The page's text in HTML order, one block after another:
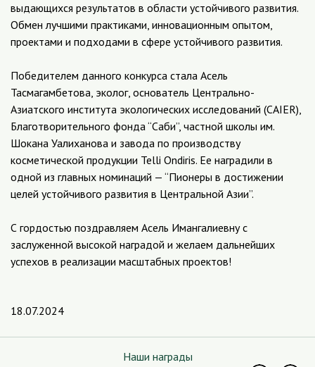
выдающихся результатов в области устойчивого развития.
Обмен лучшими практиками, инновационным опытом,
проектами и подходами в сфере устойчивого развития.
Победителем данного конкурса стала Асель
Тасмагамбетова, эколог, основатель Центрально-
Азиатского института экологических исследований (CAIER),
Благотворительного фонда “Саби”, частной школы им.
Шокана Уалиханова и завода по производству
косметической продукции Telli Ondiris. Ее наградили в
одной из главных номинаций — “Пионеры в достижении
целей устойчивого развития в Центральной Азии”.
С гордостью поздравляем Асель Имангалиевну с
заслуженной высокой наградой и желаем дальнейших
успехов в реализации масштабных проектов!
18.07.2024
Наши награды